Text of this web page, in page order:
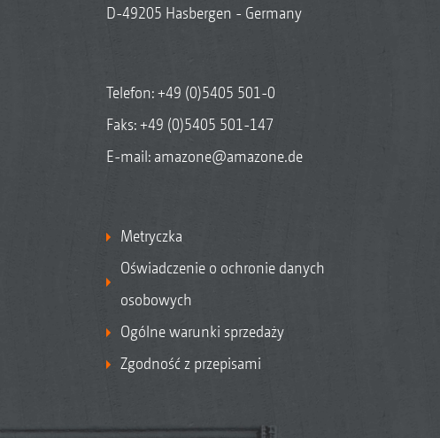
D-49205 Hasbergen - Germany
Telefon:+49 (0)5405 501-0
Faks: +49 (0)5405 501-147
E-mail: amazone@amazone.de
Metryczka
Oświadczenie o ochronie danych
osobowych
Ogólne warunki sprzedaży
Zgodność z przepisami